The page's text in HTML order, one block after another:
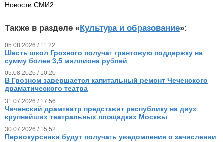
Новости СМИ2
Также в разделе «Культура и образование»:
05.08.2026 / 11.22
Шесть школ Грозного получат грантовую поддержку на
сумму более 3,5 миллиона рублей
05.08.2026 / 10.20
В Грозном завершается капитальный ремонт Чеченского
драматического театра
31.07.2026 / 17.56
Чеченский драмтеатр представит республику на двух
крупнейших театральных площадках Москвы
30.07.2026 / 15.52
Первокурсники будут получать уведомления о зачислении